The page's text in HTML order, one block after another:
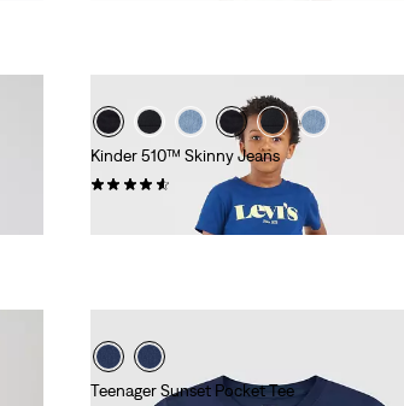
Kinder 510™ Skinny Jeans
Teenager Sunset Pocket Tee